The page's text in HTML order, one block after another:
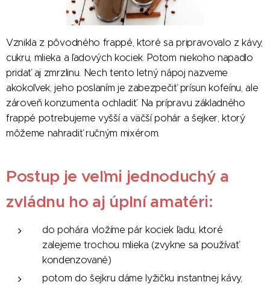
Vznikla z pôvodného frappé, ktoré sa pripravovalo z kávy,
cukru, mlieka a ľadových kociek. Potom niekoho napadlo
pridať aj zmrzlinu. Nech tento letný nápoj nazveme
akokoľvek, jeho poslaním je zabezpečiť prísun kofeínu, ale
zároveň konzumenta ochladiť. Na prípravu základného
frappé potrebujeme vyšší a väčší pohár a šejker, ktorý
môžeme nahradiť ručným mixérom.
Postup je veľmi jednoduchý a
zvládnu ho aj úplní amatéri:
do pohára vložíme pár kociek ľadu, ktoré
zalejeme trochou mlieka (zvykne sa používať
kondenzované)
potom do šejkru dáme lyžičku instantnej kávy,